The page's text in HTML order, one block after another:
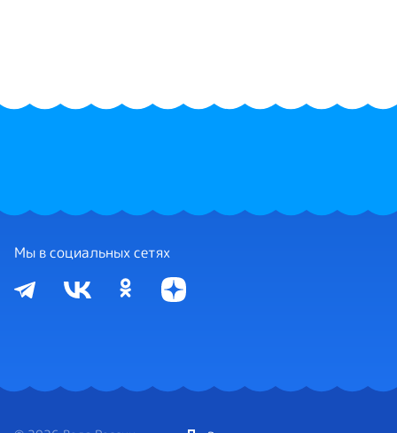
Мы в социальных сетях